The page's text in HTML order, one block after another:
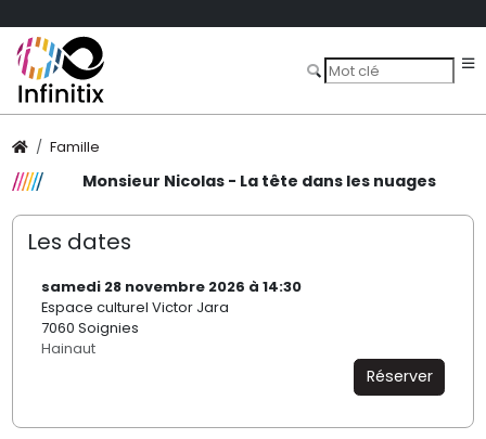
Famille
Monsieur Nicolas - La tête dans les nuages
Les dates
samedi 28 novembre 2026 à 14:30
Espace culturel Victor Jara
7060 Soignies
Hainaut
Réserver